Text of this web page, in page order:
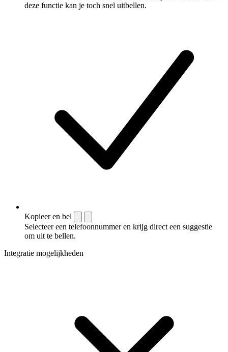
deze functie kan je toch snel uitbellen.
Kopieer en bel
Selecteer een telefoonnummer en krijg direct een suggestie
om uit te bellen.
Integratie mogelijkheden